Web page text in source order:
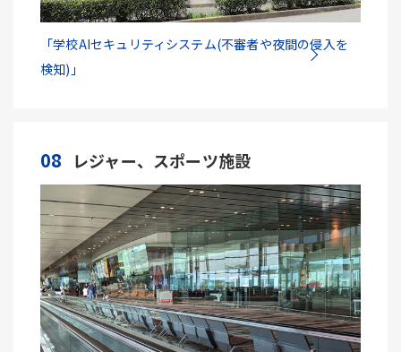
「学校AIセキュリティシステム(不審者や夜間の侵入を
検知)」
08 レジャー、スポーツ施設